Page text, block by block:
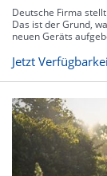
Deutsche Firma
Das ist der Grund,
neuen Geräts
Jetzt